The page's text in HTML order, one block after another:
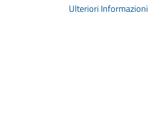
Ulteriori Informazioni